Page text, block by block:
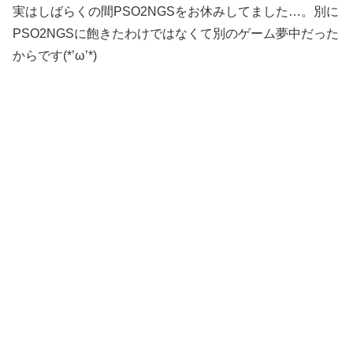
実はしばらくの間PSO2NGSをお休みしてました…。別に
PSO2NGSに飽きたわけではなくて別のゲーム夢中だった
からです(*’ω’*)